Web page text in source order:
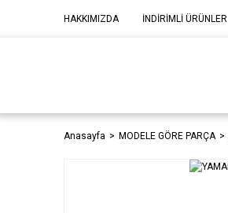
HAKKIMIZDA İNDİRİMLİ ÜRÜNLER
Anasayfa MODELE GÖRE PARÇA